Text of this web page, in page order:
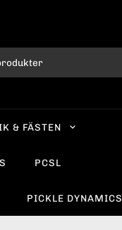
& FÄSTEN
PCSL
PICKLE DYNAMICS